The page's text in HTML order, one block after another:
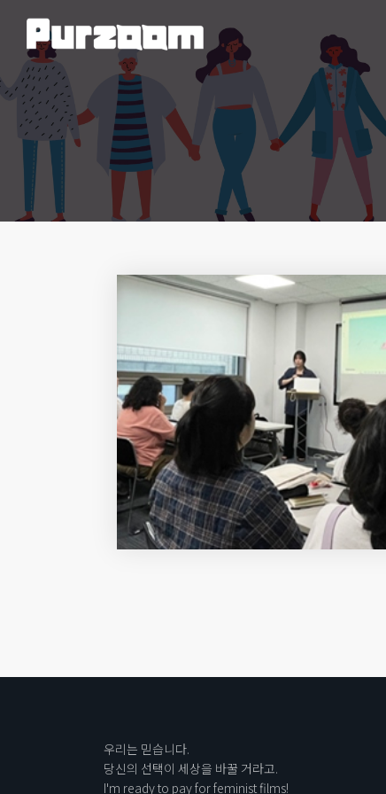
우리는 믿습니다.
당신의 선택이 세상을 바꿀 거라고.
I'm ready to pay for feminist films!